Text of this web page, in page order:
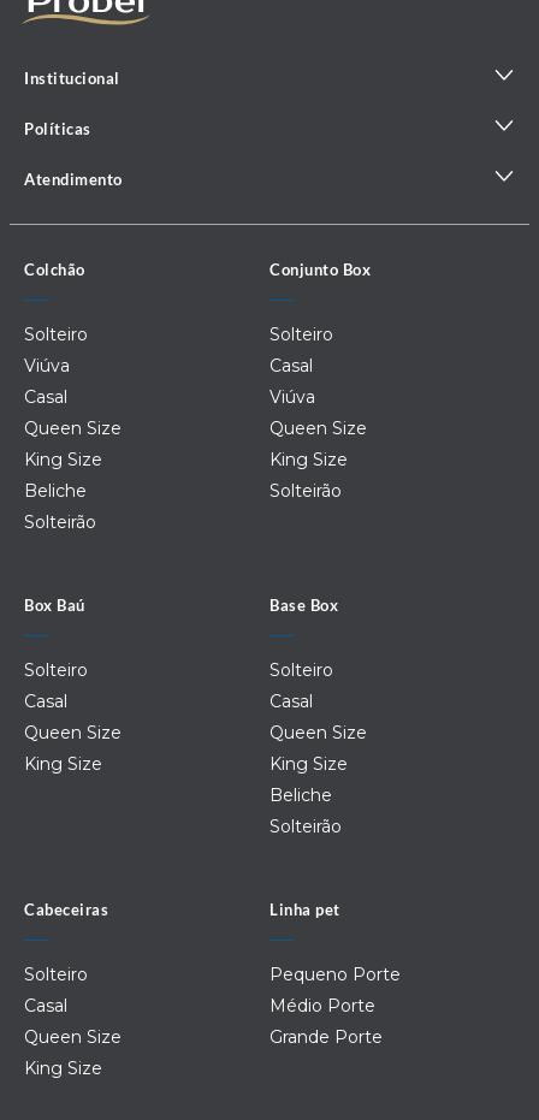
Institucional
Políticas
Atendimento
Colchão
Solteiro
Viúva
Casal
Queen Size
King Size
Beliche
Solteirão
Conjunto Box
Solteiro
Casal
Viúva
Queen Size
King Size
Solteirão
Box Baú
Solteiro
Casal
Queen Size
King Size
Base Box
Solteiro
Casal
Queen Size
King Size
Beliche
Solteirão
Cabeceiras
Solteiro
Casal
Queen Size
King Size
Linha pet
Pequeno Porte
Médio Porte
Grande Porte